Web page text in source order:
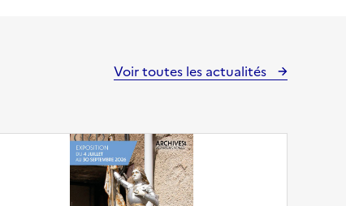
Voir toutes les actualités